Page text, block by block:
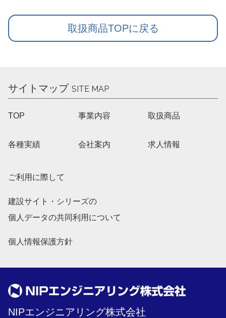
取扱商品TOPに戻る
サイトマップ SITE MAP
TOP 事業内容 取扱商品
各種実績 会社案内 求人情報
ご利用に際して
建設サイト・シリーズの
個人データの共同利用について
個人情報保護方針
NIPエンジニアリング株式会社